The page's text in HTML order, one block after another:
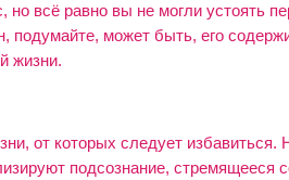
всё равно вы не могли устоять
подумайте, может быть, его
жизни.
от которых следует избавиться.
подсознание, стремящееся